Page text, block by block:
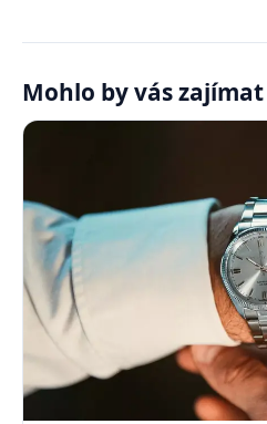
Mohlo by vás zajímat